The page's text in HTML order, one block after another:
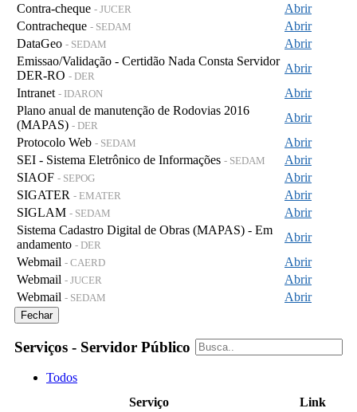
Contra-cheque - JUCER
Abrir
Contracheque - SEDAM
Abrir
DataGeo - SEDAM
Abrir
Emissao/Validação - Certidão Nada Consta Servidor
DER-RO - DER
Abrir
Intranet - IDARON
Abrir
Plano anual de manutenção de Rodovias 2016
(MAPAS) - DER
Abrir
Protocolo Web - SEDAM
Abrir
SEI - Sistema Eletrônico de Informações - SEDAM
Abrir
SIAOF - SEPOG
Abrir
SIGATER - EMATER
Abrir
SIGLAM - SEDAM
Abrir
Sistema Cadastro Digital de Obras (MAPAS) - Em
andamento - DER
Abrir
Webmail - CAERD
Abrir
Webmail - JUCER
Abrir
Webmail - SEDAM Abrir
Fechar
Serviços - Servidor Público
Todos
Serviço
Link